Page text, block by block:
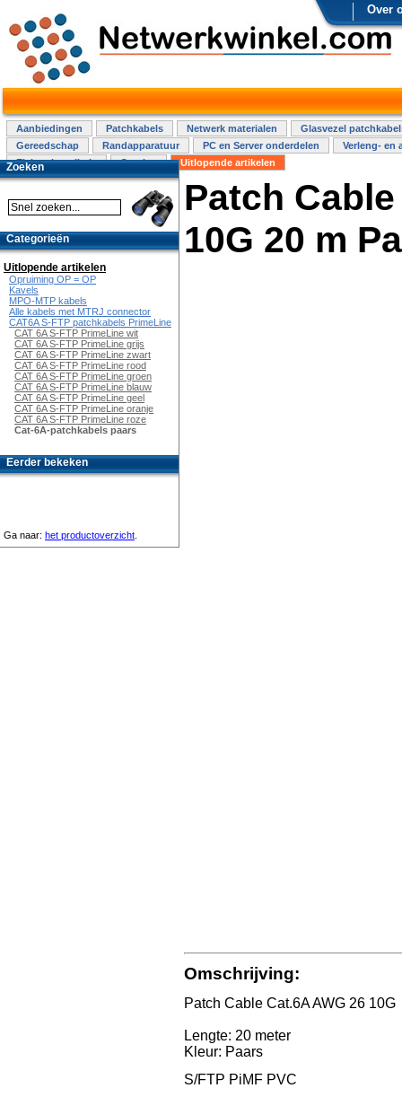
Over
Aanbiedingen Patchkabels Netwerk materialen
Glasvezel
Gereedschap
Randapparatuur PC en Server onderdelen
Verleng- en
Elektra installatie
Overige Uitlopende artikelen
Patch
10G 20 m
Omschrijving:
Patch Cable Cat.6A AWG 26 10G
Lengte: 20 meter
Kleur: Paars
S/FTP PiMF PVC
Zoeken
Categorieën
Uitlopende artikelen
Opruiming OP = OP
Kavels
MPO-MTP kabels
Alle kabels met MTRJ connector
CAT6A S-FTP patchkabels PrimeLine
CAT 6A S-FTP PrimeLine wit
CAT 6A S-FTP PrimeLine grijs
CAT 6A S-FTP PrimeLine zwart
CAT 6A S-FTP PrimeLine rood
CAT 6A S-FTP PrimeLine groen
CAT 6A S-FTP PrimeLine blauw
CAT 6A S-FTP PrimeLine geel
CAT 6A S-FTP PrimeLine oranje
CAT 6A S-FTP PrimeLine roze
Cat-6A-patchkabels paars
Eerder bekeken
Ga naar: het productoverzicht